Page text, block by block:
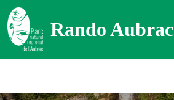
Rando Aubrac